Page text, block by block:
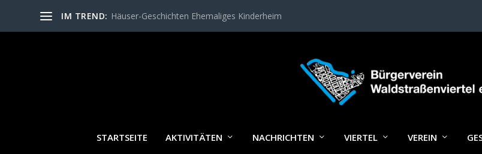
IM TREND: Häuser-Geschichten Ehemaliges Kinderheim
STARTSEITE AKTIVITÄTEN NACHRICHTEN VIERTEL VEREIN
SCHLAGWORT:
WALDSTRASSENVIERTEL N